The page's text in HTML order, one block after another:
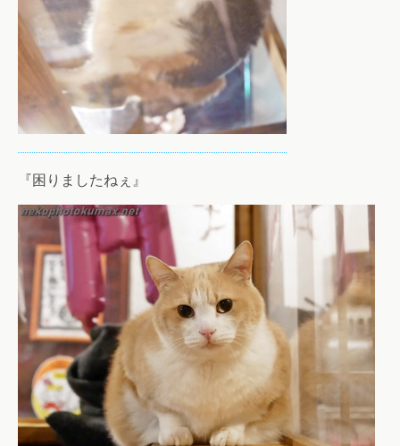
『困りましたねぇ』